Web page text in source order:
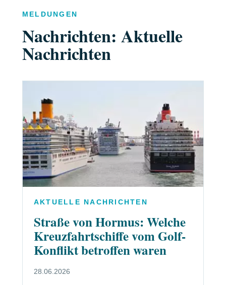
MELDUNGEN
Nachrichten: Aktuelle
Nachrichten
AKTUELLE NACHRICHTEN
Straße von Hormus: Welche
Kreuzfahrtschiffe vom Golf-
Konflikt betroffen waren
28.06.2026